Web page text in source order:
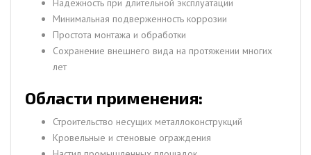
Минимальная подверженность коррозии
Простота монтажа и обработки
Сохранение внешнего вида на протяжении многих
лет
Области применения:
Строительство несущих металлоконструкций
Кровельные и стеновые ограждения